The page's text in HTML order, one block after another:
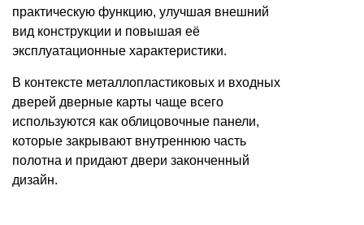
практическую функцию, улучшая внешний
вид конструкции и повышая её
эксплуатационные характеристики.
В контексте металлопластиковых и входных
дверей дверные карты чаще всего
используются как облицовочные панели,
которые закрывают внутреннюю часть
полотна и придают двери законченный
дизайн.